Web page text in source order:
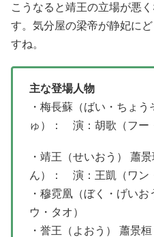
こうなると靖王の立場が悪
す。気分屋の梁帝が静妃に
すね。
主な登場人物
・梅長蘇（ばい・ちょ
ゅ）： 演：胡歌（フー
・靖王（せいおう） 蕭
ん）： 演：王凱（ワン
・穆霓凰（ぼく・げい
ウ・タオ）
・誉王（よおう） 蕭景